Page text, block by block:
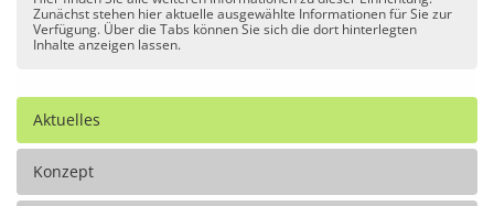
Zunächst stehen hier aktuelle ausgewählte Informationen für Sie zur
Verfügung. Über die Tabs können Sie sich die dort hinterlegten
Inhalte anzeigen lassen.
Aktuelles
Konzept